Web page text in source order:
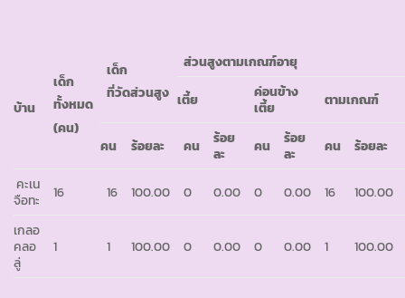
บ้าน
เด็ก
ทั้งหมด
(คน)
เด็ก
ที่วัดส่วนสูง
ส่วนสูงตามเกณฑ์อายุ
เตี้ย
ค่อนข้าง
เตี้ย
ตามเกณฑ์
คน ร้อยละ คน
ร้อย
ละ
คน
ร้อย
ละ
คน
ร้อยละ
คะเน
จือทะ
16 16 100.00 0 0.00 0 0.00 16
100.00
เกลอ
คลอ
ลู่
1 1 100.00 0 0.00 0 0.00 1 100.00